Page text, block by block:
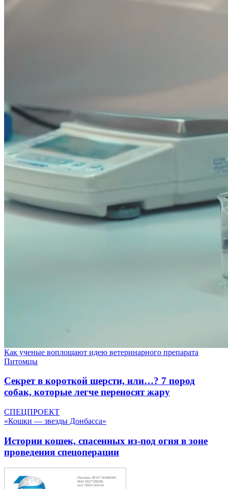
Как ученые воплощают идею ветеринарного препарата
Питомцы
Секрет в короткой шерсти, или…? 7 пород
собак, которые легче переносят жару
СПЕЦПРОЕКТ
«Кошки — звезды Донбасса»
Истории кошек, спасенных из-под огня в зоне
проведения спецоперации